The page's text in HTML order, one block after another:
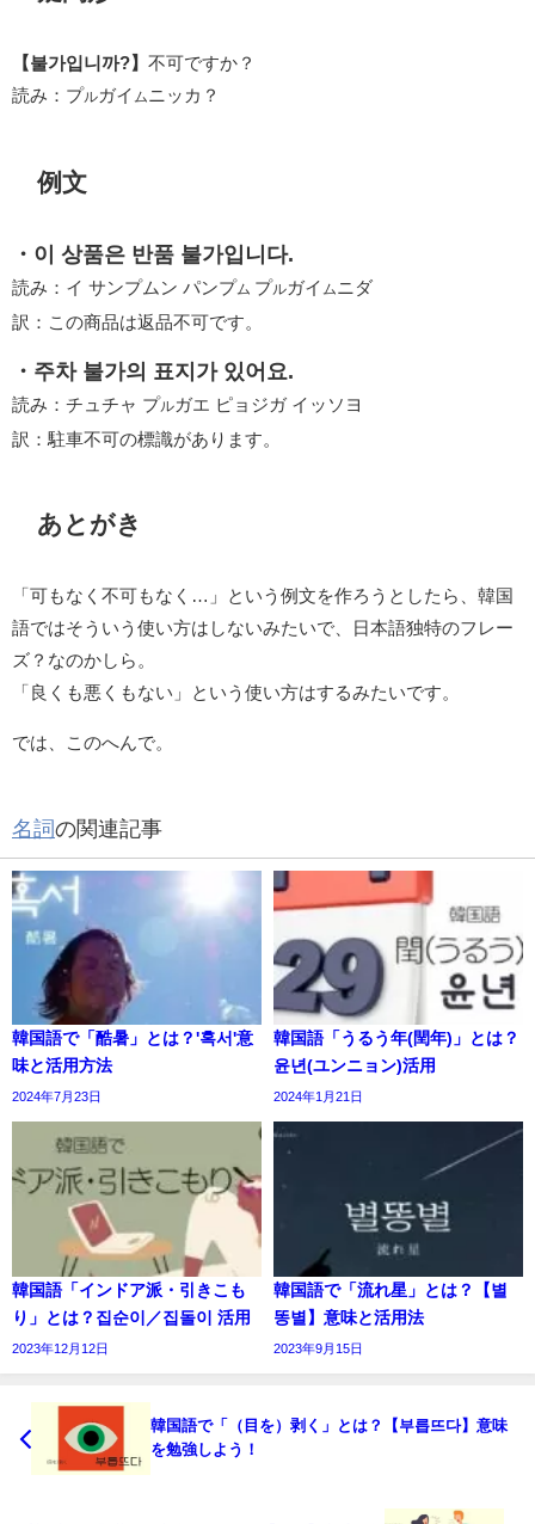
【불가입니까?】 不可ですか？
読み：プルガイ ムニッカ？
例文
・이 상품은 반품 불가입니다.
読み：イ サンプムン パンプム プルガイ ム ニダ
訳：この商品は返品不可です。
・주차 불가의 표지가 있어요.
読み：チュチャ プルガエ ピョジガ イッソヨ
訳：駐車不可の標識があります。
あとがき
「可もなく不可もなく…」という例文を作ろうとしたら、韓国
語ではそういう使い方はしないみたいで、日本語独特のフレー
ズ？なのかしら。
「良くも悪くもない」という使い方はするみたいです。
では、このへんで。
名詞の関連記事
韓国語で「酷暑」とは？'혹서'意
味と活用方法
2024年7月23日
韓国語「うるう年(閏年)」とは？
윤년(ユンニョン)活用
2024年1月21日
韓国語「インドア派・引きこも
り」とは？집순이／집돌이 活用
2023年12月12日
韓国語で「流れ星」とは？【별
똥별】意味と活用法
2023年9月15日
韓国語で「（目を）剥く」とは？【부릅뜨다】意味
を勉強しよう！